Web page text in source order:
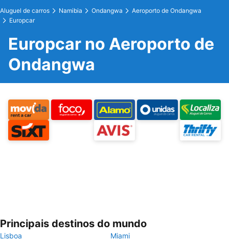
Aluguel de carros Namibia Ondangwa
Aeroporto de Ondangwa
Europcar
Europcar no Aeroporto de
Ondangwa
Principais destinos do mundo
Lisboa
Miami